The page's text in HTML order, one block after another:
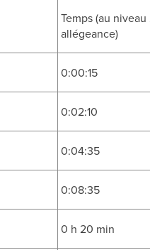
Temps (au
allégeance)
0:00:15
0:02:10
0:04:35
0:08:35
0 h 20 min